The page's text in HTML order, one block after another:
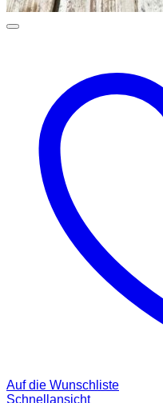
Auf die Wunschliste
Schnellansicht